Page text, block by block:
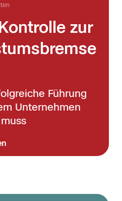
zur
Führung
Unternehmen